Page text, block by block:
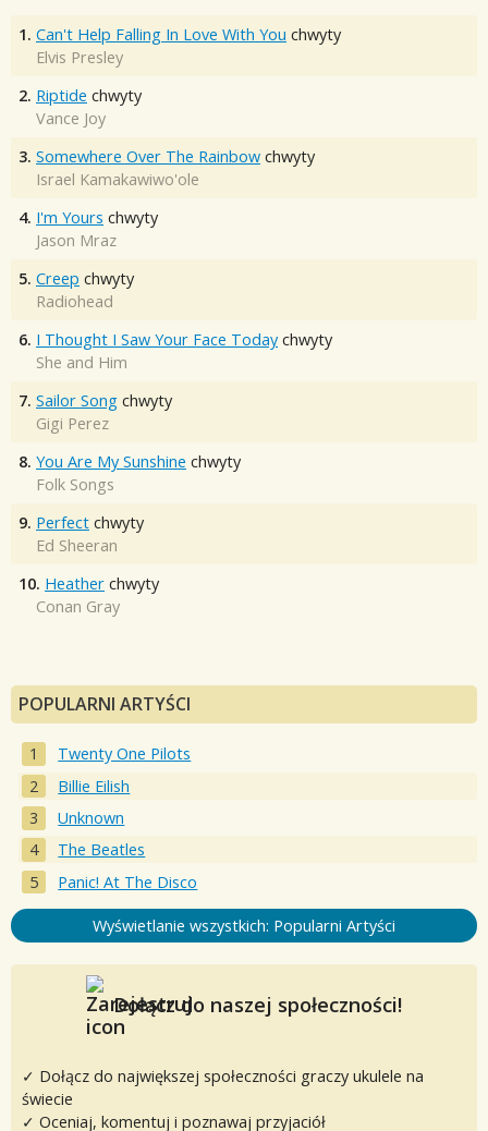
1. Can't Help Falling In Love With You chwyty
Elvis Presley
2. Riptide chwyty
Vance Joy
3. Somewhere Over The Rainbow chwyty
Israel Kamakawiwo'ole
4. I'm Yours chwyty
Jason Mraz
5. Creep chwyty
Radiohead
6. I Thought I Saw Your Face Today chwyty
She and Him
7. Sailor Song chwyty
Gigi Perez
8. You Are My Sunshine chwyty
Folk Songs
9. Perfect chwyty
Ed Sheeran
10. Heather chwyty
Conan Gray
POPULARNI ARTYŚCI
Twenty One Pilots
Billie Eilish
Unknown
The Beatles
Panic! At The Disco
Wyświetlanie wszystkich: Popularni Artyści
Dołącz do naszej społeczności!
✓ Dołącz do największej społeczności graczy ukulele na
świecie
✓ Oceniaj, komentuj i poznawaj przyjaciół